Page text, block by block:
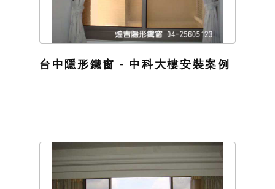
台中隱形鐵窗 - 中科大樓安裝案例